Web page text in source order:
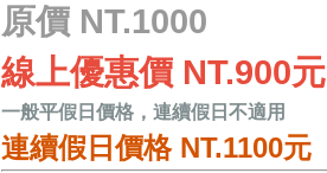
原價 NT.1000
線上優惠價 NT.900元
一般平假日價格，連續假日不適用
連續假日價格 NT.1100元